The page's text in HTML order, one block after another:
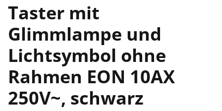
Taster mit
Glimmlampe und
Lichtsymbol ohne
Rahmen EON 10AX
250V~, schwarz